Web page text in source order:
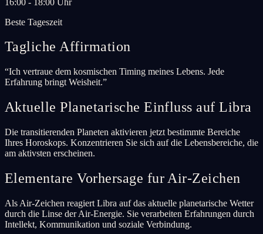
Beste Tageszeit
Tagliche Affirmation
“Ich vertraue dem kosmischen Timing meines Lebens. Jede
Erfahrung bringt Weisheit.”
Aktuelle Planetarische Einfluss auf Libra
Die transitierenden Planeten aktivieren jetzt bestimmte Bereiche
Ihres Horoskops. Konzentrieren Sie sich auf die Lebensbereiche, die
am aktivsten erscheinen.
Elementare Vorhersage fur Air-Zeichen
Als Air-Zeichen reagiert Libra auf das aktuelle planetarische Wetter
durch die Linse der Air-Energie. Sie verarbeiten Erfahrungen durch
Intellekt, Kommunikation und soziale Verbindung.